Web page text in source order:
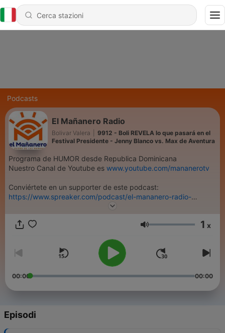
Podcasts
El Mañanero Radio
Bolivar Valera
9912 - Boli REVELA lo que pasará en el
Festival Presidente - Jenny Blanco vs. Max de Aventura
Programa de HUMOR desde Republica Dominicana
Nuestro Canal de Youtube es www.youtube.com/mananerotv
Conviértete en un supporter de este podcast:
https://www.spreaker.com/podcast/el-mananero-radio-
Volume 1 x
00:00 00:00
Episodi